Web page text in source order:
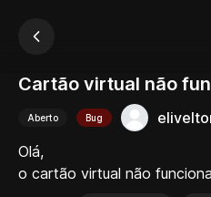
Cartão virtual não
Aberto Bug
Olá,
o cartão virtual não